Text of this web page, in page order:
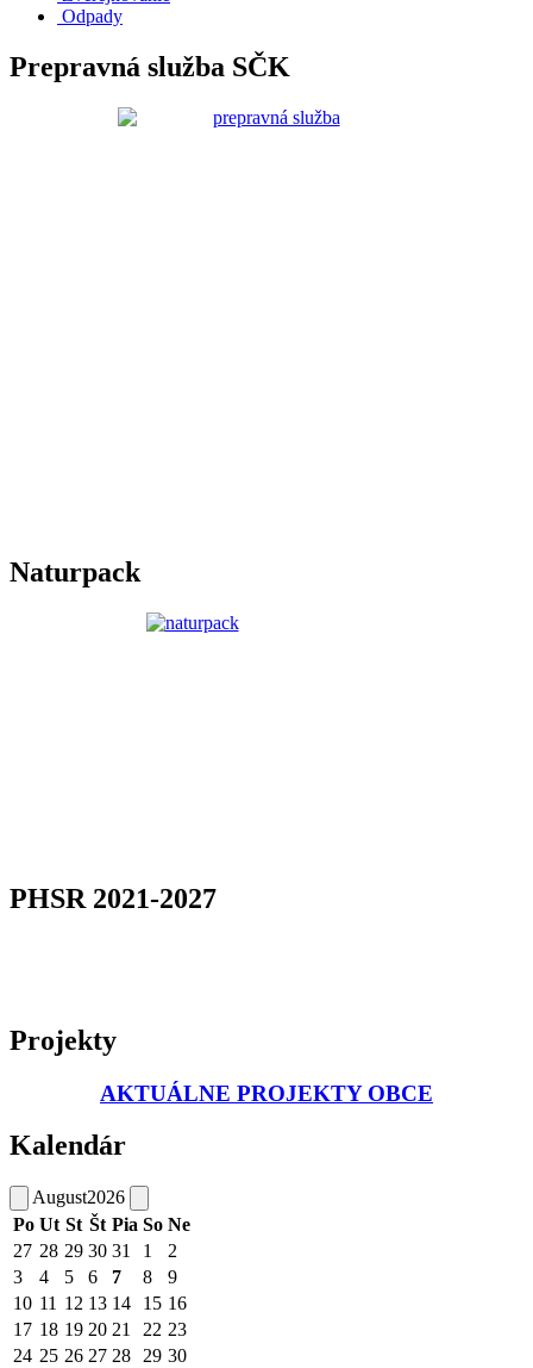
Odpady
Prepravná služba SČK
Naturpack
PHSR 2021-2027
Projekty
AKTUÁLNE PROJEKTY OBCE
Kalendár
August2026
Po Ut St Št Pia So Ne
27 28 29 30 31 1
2
3
4 5 6 7 8
9
10 11 12 13 14 15 16
17 18 19 20 21 22 23
24 25 26 27 28 29 30